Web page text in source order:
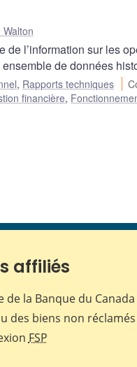
de l’information sur les
de données
, Rapports techniques
financière,
affiliés
de la Banque du Canada
des biens non réclamés
FSP